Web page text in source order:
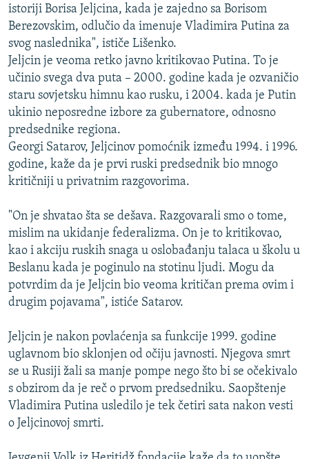
istoriji Borisa Jeljcina, kada je zajedno sa Borisom
Berezovskim, odlučio da imenuje Vladimira Putina za
svog naslednika", ističe Lišenko.
Jeljcin je veoma retko javno kritikovao Putina. To je
učinio svega dva puta – 2000. godine kada je ozvaničio
staru sovjetsku himnu kao rusku, i 2004. kada je Putin
ukinio neposredne izbore za gubernatore, odnosno
predsednike regiona.
Georgi Satarov, Jeljcinov pomoćnik između 1994. i 1996.
godine, kaže da je prvi ruski predsednik bio mnogo
kritičniji u privatnim razgovorima.
"On je shvatao šta se dešava. Razgovarali smo o tome,
mislim na ukidanje federalizma. On je to kritikovao,
kao i akciju ruskih snaga u oslobađanju talaca u školu u
Beslanu kada je poginulo na stotinu ljudi. Mogu da
potvrdim da je Jeljcin bio veoma kritičan prema ovim i
drugim pojavama", istiće Satarov.
Jeljcin je nakon povlaćenja sa funkcije 1999. godine
uglavnom bio sklonjen od očiju javnosti. Njegova smrt
se u Rusiji žali sa manje pompe nego što bi se očekivalo
s obzirom da je reč o prvom predsedniku. Saopštenje
Vladimira Putina usledilo je tek četiri sata nakon vesti
o Jeljcinovoj smrti.